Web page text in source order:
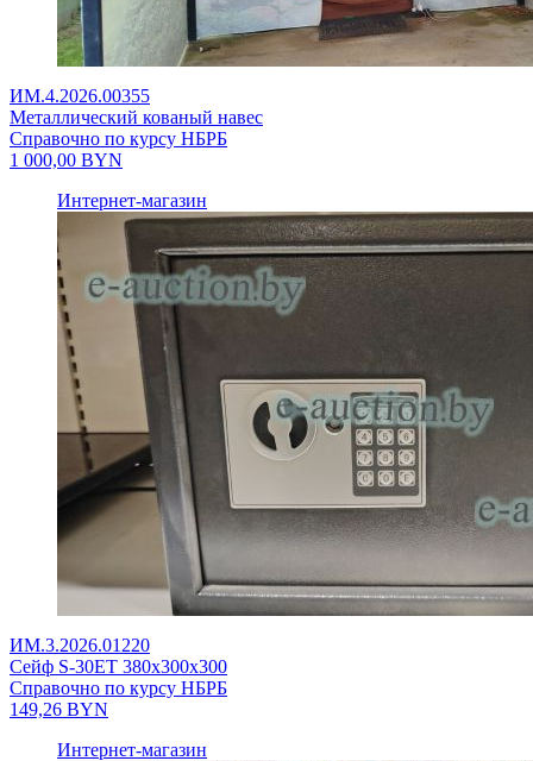
ИМ.4.2026.00355
Металлический кованый навес
Справочно по курсу НБРБ
1 000,00 BYN
Интернет-магазин
ИМ.3.2026.01220
Сейф S-30ET 380x300x300
Справочно по курсу НБРБ
149,26 BYN
Интернет-магазин